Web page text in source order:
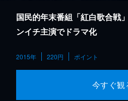
国民的年末番組「紅白歌合戦
ンイチ主演でドラマ化
2015年 220円 ポイント
今すぐ観